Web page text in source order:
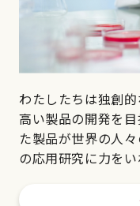
わたしたちは独創
高い製品の開発を
た製品が世界の人
の応用研究に力をい